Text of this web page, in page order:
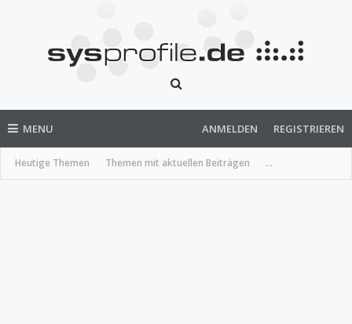
MENU
Heutige Themen Themen mit aktuellen Beiträgen ...
ANMELDEN REGISTRIEREN